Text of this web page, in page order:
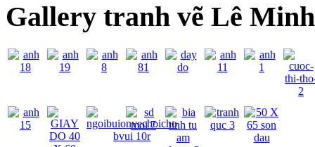
Gallery tranh vẽ Lê